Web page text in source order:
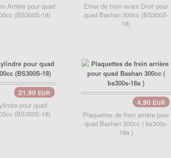
Arrière pour quad
(BS300S-18)
Etrier de frein avant Droit pour
quad Bashan 300cc (BS300S-
18)
21.90 EUR
pour quad
(BS300S-18)
4.90 EUR
Plaquettes de frein arrière pour
quad Bashan 300cc ( bs300s-
18a )